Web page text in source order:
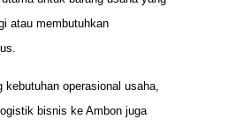
atau membutuhkan
kebutuhan operasional usaha,
bisnis ke Ambon juga